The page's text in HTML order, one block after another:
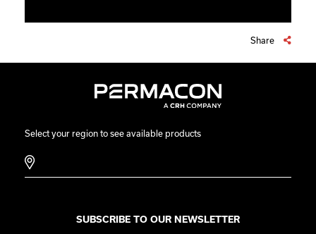
Share
Select your region to see available products
SUBSCRIBE TO OUR NEWSLETTER